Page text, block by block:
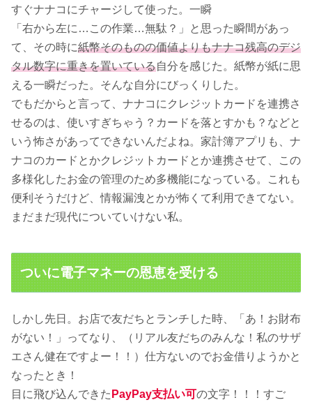
すぐナナコにチャージして使った。一瞬
「右から左に…この作業…無駄？」と思った瞬間があっ
て、その時に紙幣そのものの価値よりもナナコ残高のデジ
タル数字に重きを置いている自分を感じた。紙幣が紙に思
える一瞬だった。そんな自分にびっくりした。
でもだからと言って、ナナコにクレジットカードを連携さ
せるのは、使いすぎちゃう？カードを落とすかも？などと
いう怖さがあってできないんだよね。家計簿アプリも、ナ
ナコのカードとかクレジットカードとか連携させて、この
多様化したお金の管理のため多機能になっている。これも
便利そうだけど、情報漏洩とかが怖くて利用できてない。
まだまだ現代についていけない私。
ついに電子マネーの恩恵を受ける
しかし先日。お店で友だちとランチした時、「あ！お財布
がない！」ってなり、（リアル友だちのみんな！私のサザ
エさん健在ですよー！！）仕方ないのでお金借りようかと
なったとき！
目に飛び込んできた PayPay支払い可の文字！！！すご